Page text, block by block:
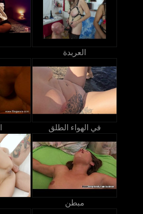
العربدة
في الهواء الطلق
مبطن